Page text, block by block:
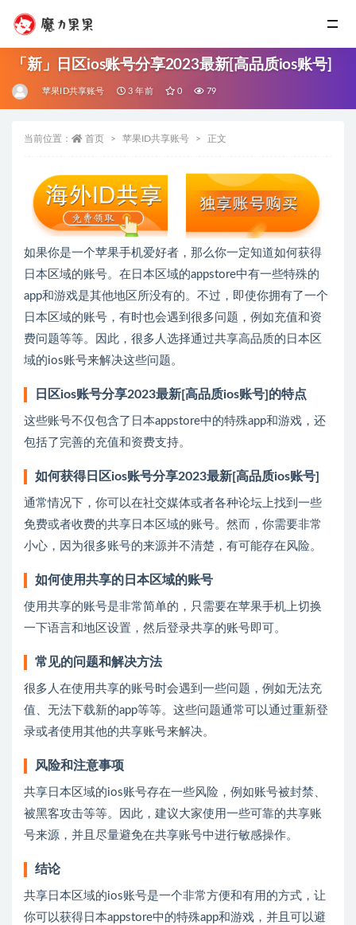
「新」日区ios账号分享2023最新[高品质ios账号]
苹果ID共享账号 3 年前 0 79
当前位置： 首页 苹果ID共享账号 正文
如果你是一个苹果手机爱好者，那么你一定知道如何获得
日本区域的账号。在日本区域的appstore中有一些特殊的
app和游戏是其他地区所没有的。不过，即使你拥有了一个
日本区域的账号，有时也会遇到很多问题，例如充值和资
费问题等等。因此，很多人选择通过共享高品质的日本区
域的ios账号来解决这些问题。
日区ios账号分享2023最新[高品质ios账号]的特点
这些账号不仅包含了日本appstore中的特殊app和游戏，还
包括了完善的充值和资费支持。
如何获得日区ios账号分享2023最新[高品质ios账号]
通常情况下，你可以在社交媒体或者各种论坛上找到一些
免费或者收费的共享日本区域的账号。然而，你需要非常
小心，因为很多账号的来源并不清楚，有可能存在风险。
如何使用共享的日本区域的账号
使用共享的账号是非常简单的，只需要在苹果手机上切换
一下语言和地区设置，然后登录共享的账号即可。
常见的问题和解决方法
很多人在使用共享的账号时会遇到一些问题，例如无法充
值、无法下载新的app等等。这些问题通常可以通过重新登
录或者使用其他的共享账号来解决。
风险和注意事项
共享日本区域的ios账号存在一些风险，例如账号被封禁、
被黑客攻击等等。因此，建议大家使用一些可靠的共享账
号来源，并且尽量避免在共享账号中进行敏感操作。
结论
共享日本区域的ios账号是一个非常方便和有用的方式，让
你可以获得日本appstore中的特殊app和游戏，并且可以避